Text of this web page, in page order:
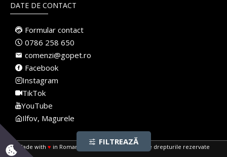
DATE DE CONTACT
Formular contact
0786 258 650
comenzi@gopet.ro
Facebook
Instagram
TikTok
YouTube
Ilfov, Magurele
Made with ♥ in Romania · Pet Shop Online · Toate drepturile rezervate
FILTREAZĂ